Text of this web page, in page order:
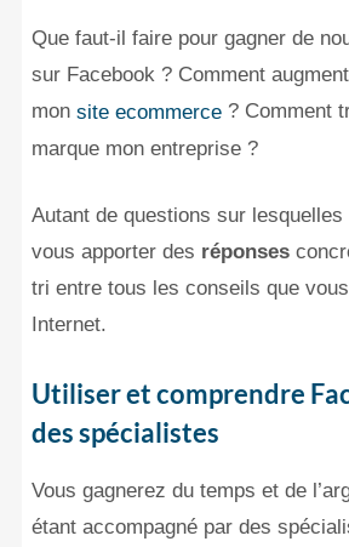
Que faut-il faire pour gagner de
sur Facebook ? Comment
monsite ecommerce ? Comment
marque mon entreprise ?
Autant de questions sur lesquelles
vous apporter des réponses
tri entre tous les conseils que
Internet.
Utiliser et comprendre
des spécialistes
Vous gagnerez du temps et de
étant accompagné par des